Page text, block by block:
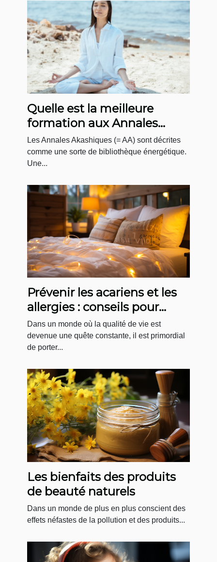
Quelle est la meilleure
formation aux Annales
Akashiques ?
Les Annales Akashiques (= AA) sont décrites
comme une sorte de bibliothèque énergétique.
Une...
Prévenir les acariens et les
allergies : conseils pour
l'entretien régulier de votre
matelas
Dans un monde où la qualité de vie est
devenue une quête constante, il est primordial
de porter...
Les bienfaits des produits
de beauté naturels
Dans un monde de plus en plus conscient des
effets néfastes de la pollution et des produits...